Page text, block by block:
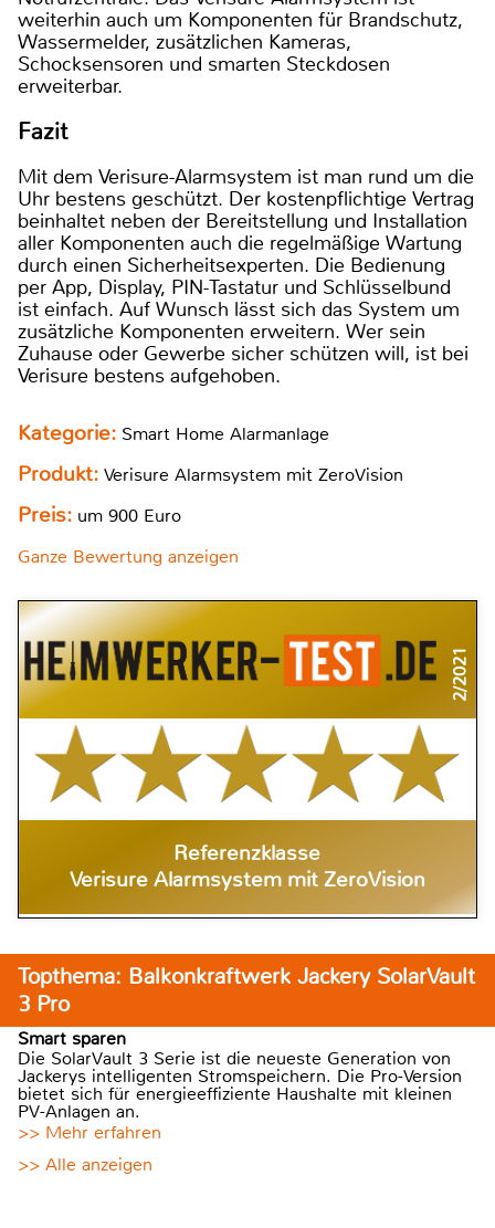
weiterhin auch um Komponenten für Brandschutz,
Wassermelder, zusätzlichen Kameras,
Schocksensoren und smarten Steckdosen
erweiterbar.
Fazit
Mit dem Verisure-Alarmsystem ist man rund um die
Uhr bestens geschützt. Der kostenpflichtige Vertrag
beinhaltet neben der Bereitstellung und Installation
aller Komponenten auch die regelmäßige Wartung
durch einen Sicherheitsexperten. Die Bedienung
per App, Display, PIN-Tastatur und Schlüsselbund
ist einfach. Auf Wunsch lässt sich das System um
zusätzliche Komponenten erweitern. Wer sein
Zuhause oder Gewerbe sicher schützen will, ist bei
Verisure bestens aufgehoben.
Kategorie: Smart Home Alarmanlage
Produkt: Verisure Alarmsystem mit ZeroVision
Preis: um 900 Euro
Ganze Bewertung anzeigen
2/2021
Referenzklasse
Verisure Alarmsystem mit ZeroVision
Topthema: Balkonkraftwerk Jackery SolarVault
3 Pro
Smart sparen
Die SolarVault 3 Serie ist die neueste Generation von
Jackerys intelligenten Stromspeichern. Die Pro-Version
bietet sich für energieeffiziente Haushalte mit kleinen
PV-Anlagen an.
>> Mehr erfahren
>> Alle anzeigen